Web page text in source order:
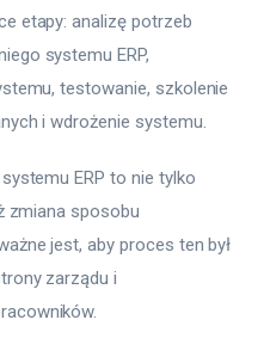
etapy: analizę potrzeb
systemu ERP,
testowanie, szkolenie
i wdrożenie systemu.
ERP to nie tylko
zmiana sposobu
jest, aby proces ten był
zarządu i